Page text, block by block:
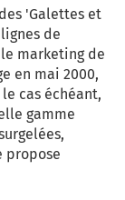
'Galettes et
de
marketing de
en mai 2000,
cas échéant,
gamme
propose